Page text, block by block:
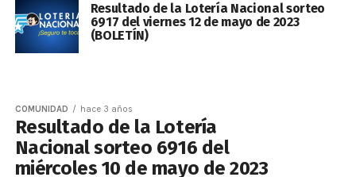
Resultado de la Lotería Nacional sorteo
6917 del viernes 12 de mayo de 2023
(BOLETÍN)
COMUNIDAD hace 3 años
Resultado de la Lotería
Nacional sorteo 6916 del
miércoles 10 de mayo de 2023